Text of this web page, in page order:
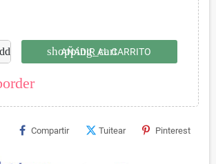
shopping_cart
AÑADIR AL CARRITO
Compartir Tuitear Pinterest